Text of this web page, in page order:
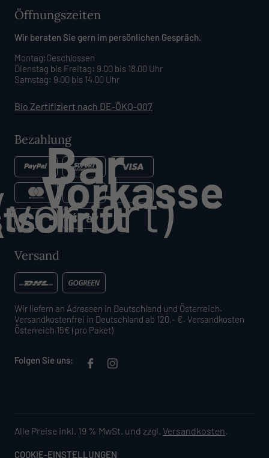
Öffnungszeiten
Wir beraten Sie gern im persönlichen Gespräch.
Montag:Geschlossen
Dienstag bis Freitag: 9.00 bis 18.00 Uhr
Samstag: 9.00 bis 14.00 Uhr
Bio Zertifiziert nach DE-ÖKO-007
Bezahlung
Versand
Wir liefern an Adressen in Deutschland und Österreich.
Versandkostenfrei in Deutschland ab 120,- €. Versandkosten
Österreich 15€ (pro Paket)
Folgen Sie uns:
Alle Preise inkl. 19 % MwSt. und zzgl. Versandkosten.
COOKIE-EINSTELLUNGEN